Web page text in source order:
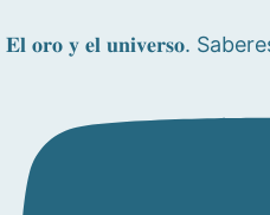
𝐄𝐥 𝐨𝐫𝐨 𝐲 𝐞𝐥 𝐮𝐧𝐢𝐯𝐞𝐫𝐬𝐨.